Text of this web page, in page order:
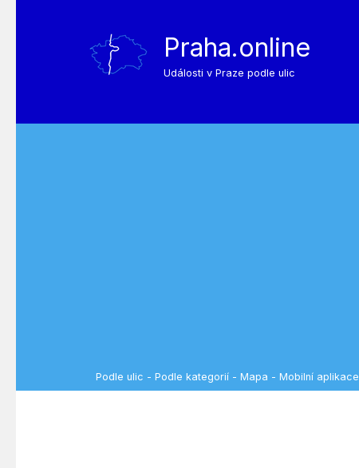
Praha.online
Události v Praze podle ulic
Podle ulic - Podle kategorií - Mapa - Mobilní aplikace